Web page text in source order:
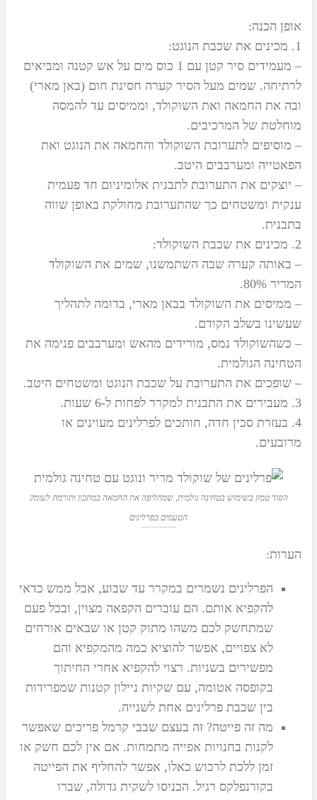
אופן הכנה:
1. מכינים את שכבת הנוגט:
– מעמידים סיר קטן עם 1 כוס מים על אש קטנה ומביאים
לרתיחה. שמים מעל הסיר קערה חסינת חום (באן מארי)
ובה את החמאה ואת השוקולד, וממיסים עד להמסה
מוחלטת של המרכיבים.
– מוסיפים לתערובת השוקולד והחמאה את הנוגט ואת
הפאטייה ומערבבים היטב.
– יוצקים את התערובת לתבנית אלומיניום חד פעמית
ענקית ומשטחים כך שהתערובת מחולקת באופן שווה
בתבנית.
2. מכינים את שכבת השוקולד:
– באותה קערה שבה השתמשנו, שמים את השוקולד
המריר 80%.
– ממיסים את השוקולד בבאן מארי, בדומה לתהליך
שעשינו בשלב הקודם.
– כשהשוקולד נמס, מורידים מהאש ומערבבים פנימה את
הטחינה הגולמית.
– שופכים את התערובת על שכבת הנוגט ומשטחים היטב.
3. מעבירים את התבנית למקרר לפחות ל-6 שעות.
4. בעזרת סכין חדה, חותכים לפרלינים מעוינים או
מרובעים.
הסוד טמון בשימוש בטחינה גולמית, שמחליפה את החמאה במתכון ותורמת לעומק
הטעמים בפרלינים
הערות:
הפרלינים נשמרים במקרר עד שבוע, אבל ממש כדאי
להקפיא אותם. הם עוברים הקפאה מצוין, ובכל פעם
שמתחשק לכם משהו מתוק קטן או שבאים אורחים
לא צפויים, אפשר להוציא כמה מהמקפיא והם
מפשירים בשניות. רצוי להקפיא אחרי החיתוך
בקופסה אטומה, עם שקיות ניילון קטנות שמפרידות
בין שכבת פרלינים אחת לשנייה.
מה זה פייטה? זה בעצם שבבי קרמל פריכים שאפשר
לקנות בחנויות אפייה מתמחות. אם אין לכם חשק או
זמן ללכת לרכוש כאלו, אפשר להחליף את הפייטה
בקורנפלקס רגיל. הכניסו לשקית גדולה, שברו